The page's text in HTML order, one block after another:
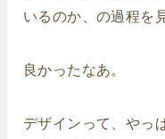
いるのか、の過程を
良かったなあ。
デザインって、やっ